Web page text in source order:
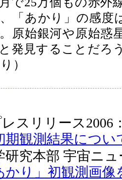
「あかり」の感度
原始銀河や原始惑
発見することだろ
）
スリリース2006
期観測結果につい
研究本部 宇宙ニ
かり」初観測画像